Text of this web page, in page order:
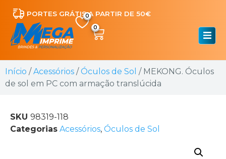
PORTES GRÁTIS A PARTIR DE 50€
0
Início /Acessórios /Óculos de Sol / MEKONG. Óculos
de sol em PC com armação translúcida
SKU 98319-118
Categorias Acessórios, Óculos de Sol